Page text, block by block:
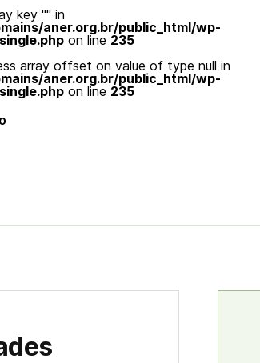
key "" in
aner.org.br/public_html/wp-
on line 235
array offset on value of type null in
aner.org.br/public_html/wp-
on line 235